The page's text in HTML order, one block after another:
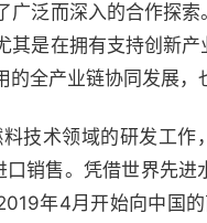
广泛而深入的合作探
其是在拥有支持创新
的全产业链协同发展
技术领域的研发工
口销售。凭借世界先
年4月开始向中国